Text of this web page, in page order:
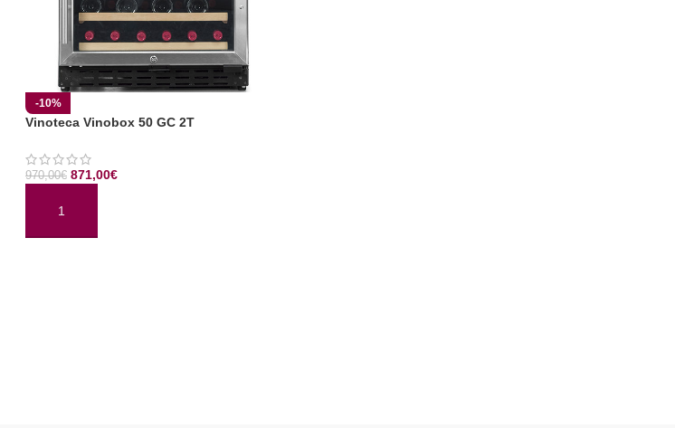
-10%
Vinoteca Vinobox 50 GC 2T
970,00€ 871,00€
AÑADIR AL CARRITO